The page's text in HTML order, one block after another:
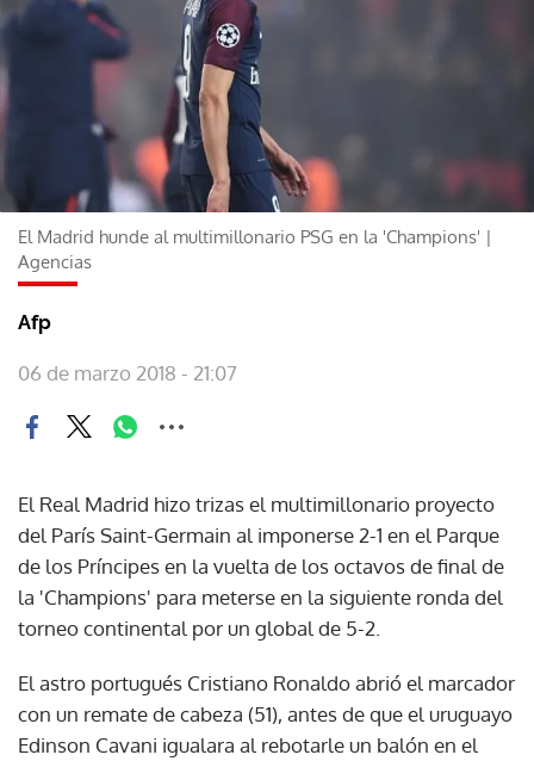
El Madrid hunde al multimillonario PSG en la 'Champions' |
Agencias
Afp
06 de marzo 2018 - 21:07
El Real Madrid hizo trizas el multimillonario proyecto
del París Saint-Germain al imponerse 2-1 en el Parque
de los Príncipes en la vuelta de los octavos de final de
la 'Champions' para meterse en la siguiente ronda del
torneo continental por un global de 5-2.
El astro portugués Cristiano Ronaldo abrió el marcador
con un remate de cabeza (51), antes de que el uruguayo
Edinson Cavani igualara al rebotarle un balón en el